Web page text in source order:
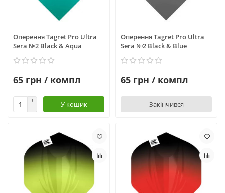
Оперення Tagret Pro Ultra
Sera №2 Black & Aqua
65 грн / компл
У кошик
Оперення Tagret Pro Ultra
Sera №2 Black & Blue
65 грн / компл
Закінчився